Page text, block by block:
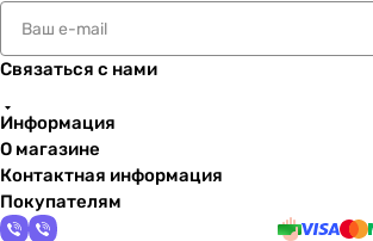
Связаться с нами
Информация
О магазине
Контактная информация
Покупателям